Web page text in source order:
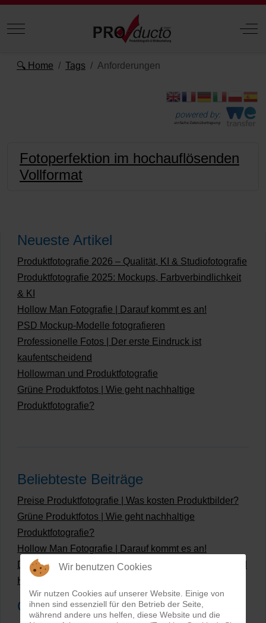
Mobile Menu Toggle Off-
🔍 Home Tags Anforderungen
powered by:
einfache Datenübertragung
Fotoperfektion im hochauflösenden
Vollformat
Neueste Artikel
Produktfotografie 2026 – Qualität, KI & Studiofotografie
Produktfotografie 2025: Mockups, Farbverbindlichkeit
& KI
Hollow Man Fotografie | Darauf kommt es an!
PSD Mockup-Modelle fotografieren
Professionelle Fotos | Der erste Eindruck ist
kaufentscheidend
Hollowman und Produktfotografie
Grüne Produktfotos | Wie geht nachhaltige
Produktfotografie?
Beliebteste Beiträge
Preise Produktfotografie | Was kosten Produktbilder?
Grüne Produktfotos | Wie geht nachhaltige
Produktfotografie?
Hollow Man Fotografie | Darauf kommt es an!
Dateiformate und Bilder mit transparentem Hintergrund
Hollowman und Produktfotografie
Google Rezensionen
Wir benutzen Cookies
Wir nutzen Cookies auf unserer Website. Einige von
ihnen sind essenziell für den Betrieb der Seite,
während andere uns helfen, diese Website und die